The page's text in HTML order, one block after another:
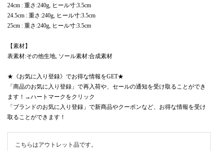
24cm : 重さ:240g, ヒール寸:3.5cm
24.5cm : 重さ:240g, ヒール寸:3.5cm
25cm : 重さ:240g, ヒール寸:3.5cm
【素材】
表素材:その他生地, ソール素材:合成素材
★《お気に入り登録》でお得な情報をGET★
「商品のお気に入り登録」で再入荷や、セールの通知を受け取ることができ
ます！→ハートマークをクリック
「ブランドのお気に入り登録」で新商品やクーポンなど、お得な情報を受け
取ることができます！
こちらはアウトレット品です。